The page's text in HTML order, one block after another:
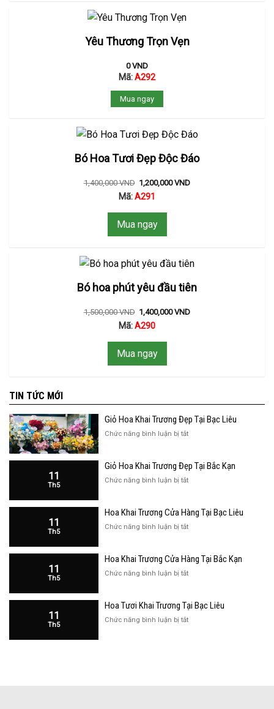
Yêu Thương Trọn Vẹn
0VND
Mã:A292
Mua ngay
Bó Hoa Tươi Đẹp Độc Đáo
1,400,000VND 1,200,000VND
Mã:A291
Mua ngay
Bó hoa phút yêu đầu tiên
1,500,000VND 1,400,000VND
Mã:A290
Mua ngay
TIN TỨC MỚI
Giỏ Hoa Khai Trương Đẹp Tại Bạc Liêu
Chức năng bình luận bị tắtở
Khai
Đẹp
Liêu
11
Th5
Giỏ Hoa Khai Trương Đẹp Tại Bắc Kạn
Chức năng bình luận bị tắtở
Khai
Đẹp
Kạn
11
Th5
Hoa Khai Trương Cửa Hàng Tại Bạc Liêu
Chức năng bình luận bị tắtở
Trương
Hàng
Liêu
11
Th5
Hoa Khai Trương Cửa Hàng Tại Bắc Kạn
Chức năng bình luận bị tắtở
Trương
Hàng
11
Th5
Hoa Tươi Khai Trương Tại Bạc Liêu
Chức năng bình luận bị tắtở